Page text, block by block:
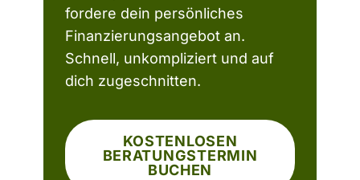
fordere dein persönliches
Finanzierungsangebot an.
Schnell, unkompliziert und auf
dich zugeschnitten.
KOSTENLOSEN
BERATUNGSTERMIN
BUCHEN